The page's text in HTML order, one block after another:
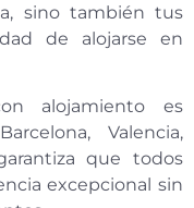
sino también tus
de alojarse en
alojamiento es
Valencia,
que todos
excepcional sin